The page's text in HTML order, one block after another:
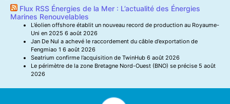
Flux RSS Énergies de la Mer : L’actualité des Énergies
Marines Renouvelables
L’éolien offshore établit un nouveau record de production au Royaume-
Uni en 2025 6 août 2026
Jan De Nul a achevé le raccordement du câble d’exportation de
Fengmiao 1 6 août 2026
Seatrium confirme l’acquisition de TwinHub 6 août 2026
Le périmètre de la zone Bretagne Nord-Ouest (BNO) se précise 5 août
2026